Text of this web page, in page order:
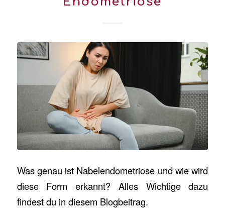
Was genau ist Nabelendometriose und wie wird
diese Form erkannt? Alles Wichtige dazu
findest du in diesem Blogbeitrag.